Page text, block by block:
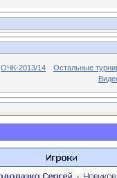
ОЧК-2013/14
Остальные